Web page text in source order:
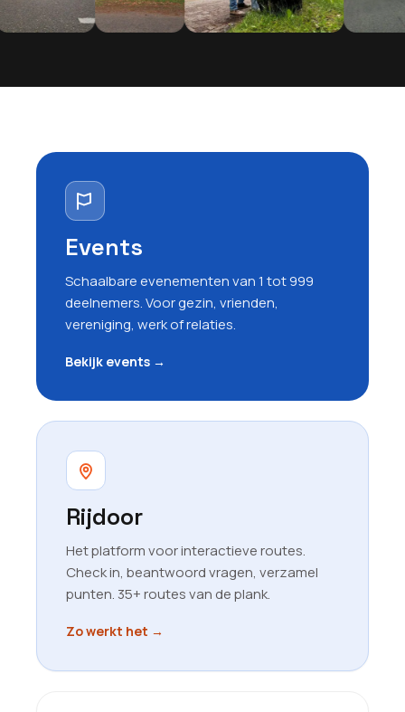
Events
Schaalbare evenementen van 1 tot 999
deelnemers. Voor gezin, vrienden,
vereniging, werk of relaties.
Bekijk events →
Rijdoor
Het platform voor interactieve routes.
Check in, beantwoord vragen, verzamel
punten. 35+ routes van de plank.
Zo werkt het →